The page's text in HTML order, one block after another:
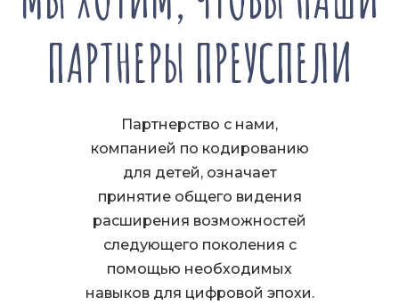
ПАРТНЕРЫ ПРЕУСПЕЛИ
Партнерство с нами,
компанией по кодированию
для детей, означает
принятие общего видения
расширения возможностей
следующего поколения с
помощью необходимых
навыков для цифровой эпохи.